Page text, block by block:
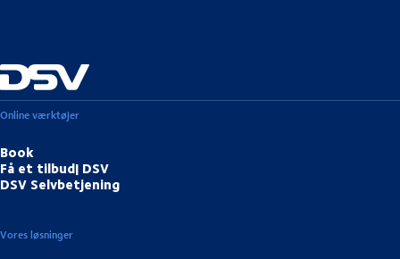
Online værktøjer
Book
Få et tilbud| DSV
DSV Selvbetjening
Vores løsninger